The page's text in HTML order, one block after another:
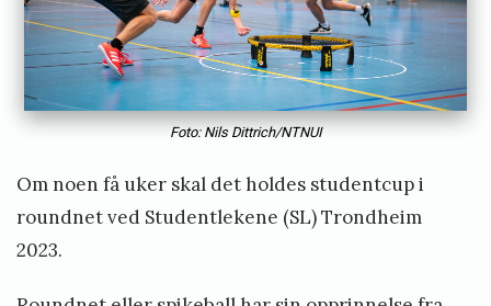
o
r
v
i
k
Foto: Nils Dittrich/NTNUI
Om noen få uker skal det holdes studentcup i
roundnet ved Studentlekene (SL) Trondheim
2023.